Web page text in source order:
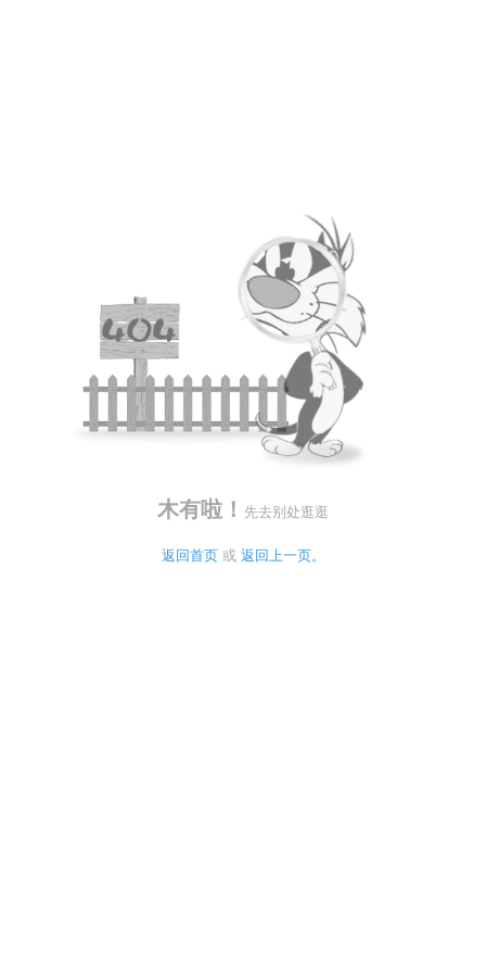
木有啦！ 先去别处逛逛
返回首页 或 返回上一页。